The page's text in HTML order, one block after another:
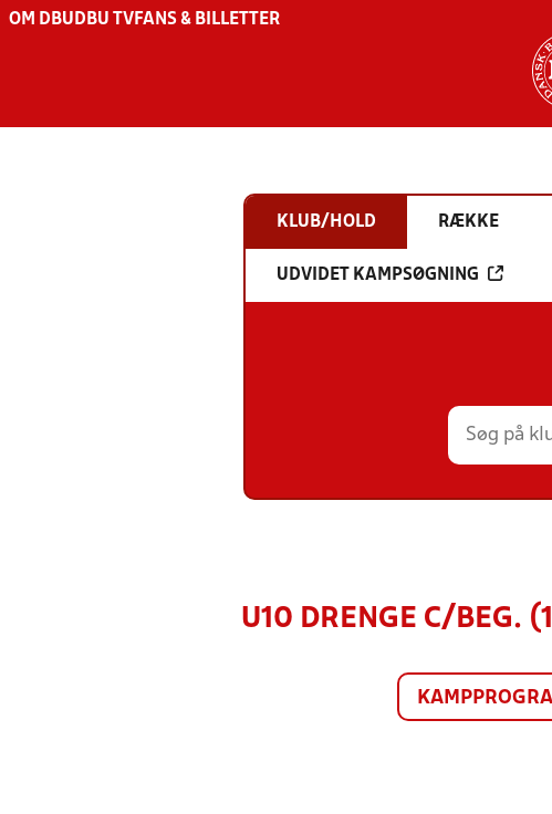
OM DBU DBU TV FANS & BILLETTER
KLUB/HOLD RÆKKE
UDVIDET KAMPSØGNING
U10 DRENGE C/BEG.